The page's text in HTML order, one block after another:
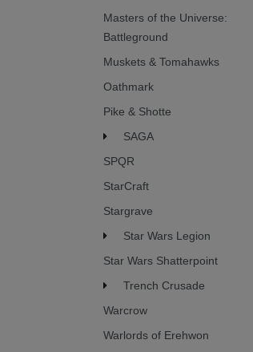
Masters of the Universe:
Battleground
Muskets & Tomahawks
Oathmark
Pike & Shotte
SAGA
SPQR
StarCraft
Stargrave
Star Wars Legion
Star Wars Shatterpoint
Trench Crusade
Warcrow
Warlords of Erehwon